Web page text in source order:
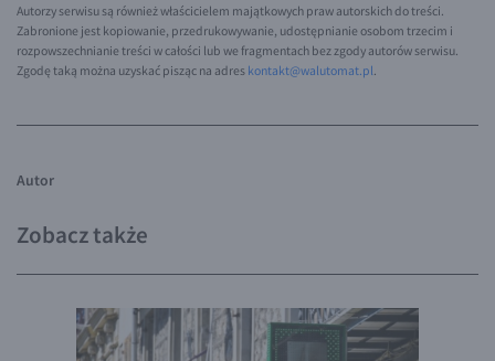
EUR/BGN
EUR/CAD
EUR/CNY
EUR/JPY
EUR/SGD
Autorzy serwisu są również właścicielem majątkowych praw autorskich do treści.
Zabronione jest kopiowanie, przedrukowywanie, udostępnianie osobom trzecim i
rozpowszechnianie treści w całości lub we fragmentach bez zgody autorów serwisu.
Zgodę taką można uzyskać pisząc na adres kontakt@walutomat.pl.
Autor
Zobacz także